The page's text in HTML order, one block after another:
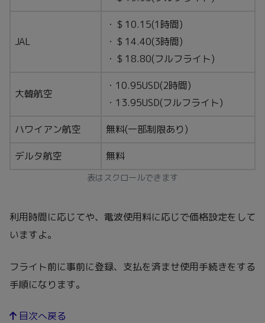
JAL
・＄10.15(1時間)
・＄14.40(3時間)
・＄18.80(フルフライト)
大韓航空
・10.95USD(2時間)
・13.95USD(フルフライト)
ハワイアン航空 無料(一部制限あり)
デルタ航空 無料
表はスクロールできます
利用時間に応じてや、電波使用料に応じで価格設定をして
いますよ。
フライト前に事前に登録、支払を済ませ使用手続きをする
手順になります。
目次へ戻る